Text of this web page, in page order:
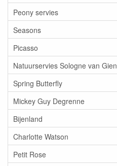
Peony servies
Seasons
Picasso
Natuurservies Sologne van Gien
Spring Butterfly
Mickey Guy Degrenne
Bijenland
Charlotte Watson
Petit Rose